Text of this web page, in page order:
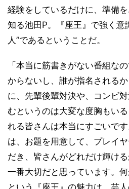
経験をしているだけに、準備
知る池田P。『座王』で強く意
人”であるということだ。
「本当に筋書きがない番組な
からないし、誰が指名される
に、先輩後輩対決や、コンビ
むというのは大変な度胸もい
れる皆さんは本当にすごいで
は、お題を用意して、プレイ
だき、皆さんがどれだけ輝け
一番大切だと思っています。
という『座王』の魅力は、芸